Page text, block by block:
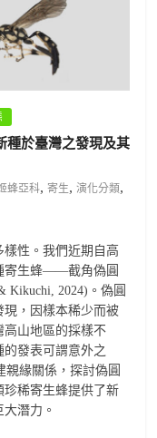
於臺灣之發現及其
蜂亞科,寄生,演化分類,
性。我們近期自高
寄生蜂——截角偽圓
Kikuchi, 2024)。偽圓
，因樣本稀少而被
高山地區的採樣不
發表可謂意外之
緣關係，探討偽圓
稀寄生蜂提供了新
潛力。